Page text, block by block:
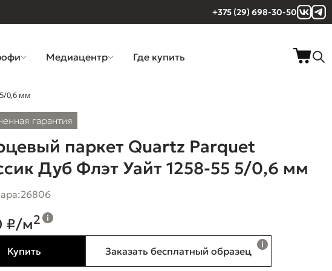
+375 (29) 698-30-50
Медиацентр Где купить
0,6 мм
гарантия
паркет Quartz Parquet
Дуб Флэт Уайт 1258-55 5/0,6 мм
26806
₽/м2
Купить Заказать бесплатный образец